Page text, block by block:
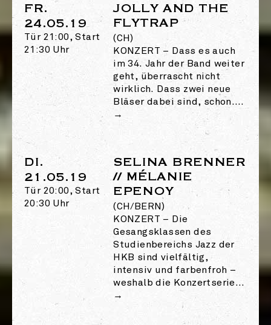
FR.
24.05.19
Tür 21:00, Start
21:30 Uhr
JOLLY AND THE
FLYTRAP
(CH)
KONZERT – Dass es auch
im 34. Jahr der Band weiter
geht, überrascht nicht
wirklich. Dass zwei neue
Bläser dabei sind, schon.…
→
DI.
21.05.19
Tür 20:00, Start
20:30 Uhr
SELINA BRENNER
// MÉLANIE
EPENOY
(CH/BERN)
KONZERT – Die
Gesangsklassen des
Studienbereichs Jazz der
HKB sind vielfältig,
intensiv und farbenfroh –
weshalb die Konzertserie…
→